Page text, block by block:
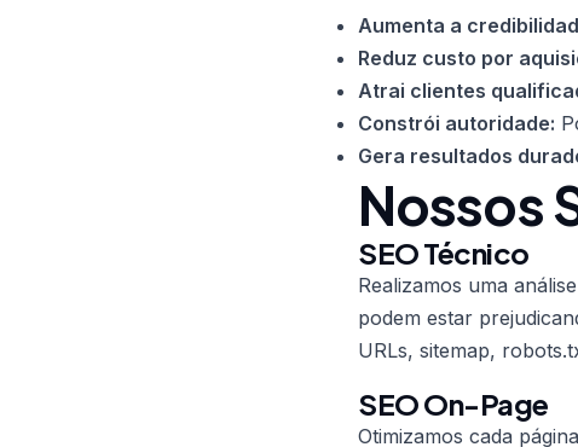
Aumenta a
Reduz custo por
Atrai clientes
Constrói autoridade:
Gera resultados
Nossos
SEO Técnico
Realizamos uma
podem estar
URLs, sitemap,
SEO On-Page
Otimizamos cada